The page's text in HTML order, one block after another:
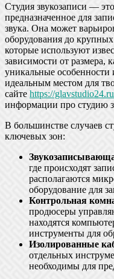
Студия звукозаписи —
предназначенное для
звука. Она может
оборудования до
которые используют
зависимости от размера,
уникальные особенности
идеальным местом для
сайте https://
информации про студию
В большинстве случаев
ключевых зон:
где происходят
располагаются
оборудование для
Контрольная
продюсеры
находятся
инструменты для
Изолированные
отдельных
необходимы для